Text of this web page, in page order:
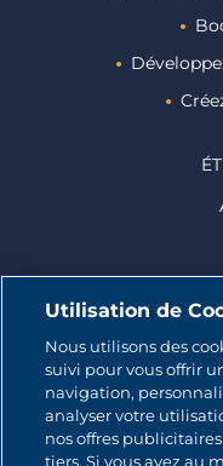
© 2026
Utilisation de
Nous utilisons des
suivi pour vous offrir
navigation,
analyser votre
nos offres
tiers. Si vous avez au